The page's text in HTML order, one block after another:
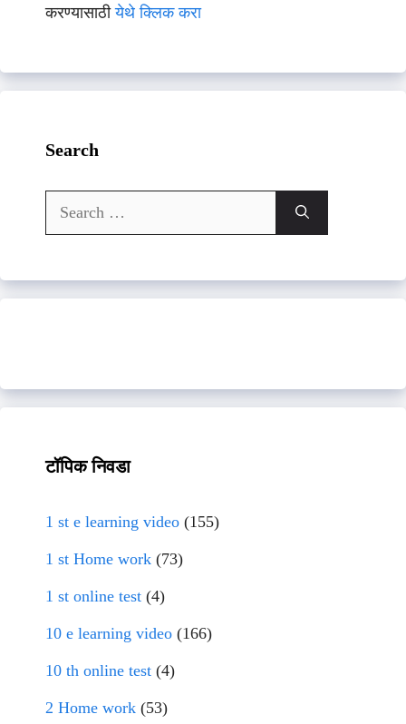
करण्यासाठीयेथे क्लिक करा
Search
Search
for:
टॉपिक निवडा
1 st e learning video (155)
1 st Home work (73)
1 st online test (4)
10 e learning video (166)
10 th online test (4)
2 Home work (53)